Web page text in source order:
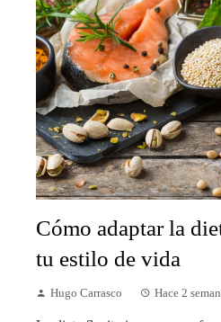
Cómo adaptar la
tu estilo de vida
Hugo Carrasco Hace 2